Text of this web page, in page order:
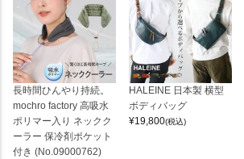
長時間ひんやり持続。
mochro factory 高吸水
ポリマー入り ネックク
ーラー 保冷剤ポケット
付き (No.09000762)
HALEINE 日本製 横型
ボディバッグ
¥19,800(税込)